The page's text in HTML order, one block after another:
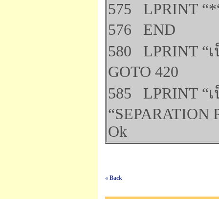
575 LPRINT
576 END
580 LPRINT “
GOTO 420
585 LPRINT “
“SEPARATION
Ok
« Back